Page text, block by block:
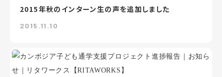
2015年秋のインターン生の声を追加しました
2015.11.10